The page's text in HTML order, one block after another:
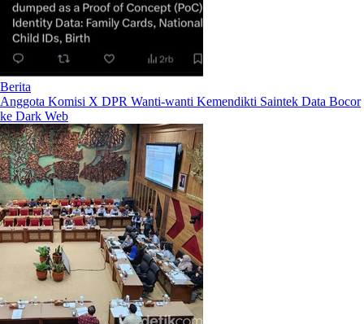
Berita
Anggota Komisi X DPR Wanti-wanti Kemendikti Saintek Data Bocor
ke Dark Web